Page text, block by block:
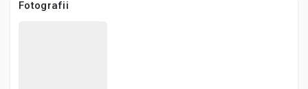
Social Networth OS
Fotografii